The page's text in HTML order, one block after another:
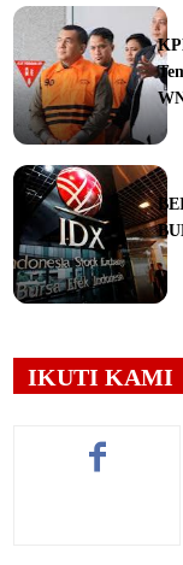
IKUTI KAMI